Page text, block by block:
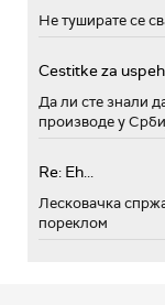
Не туширате се
Cestitke za uspeh
Да ли сте знали
производе у
Re: Eh...
Лесковачка
пореклом